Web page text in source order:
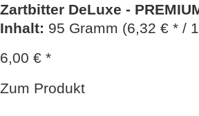
Zartbitter DeLuxe -
Inhalt: 95 Gramm (6,32 € * /
6,00 € *
Zum Produkt